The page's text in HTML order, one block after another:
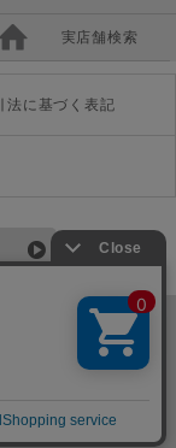
実店舗検索
法に基づく表記
A.A. Milne and E.H. Shepard.